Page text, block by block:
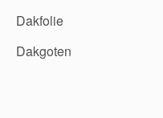
Dakfolie
Dakgoten